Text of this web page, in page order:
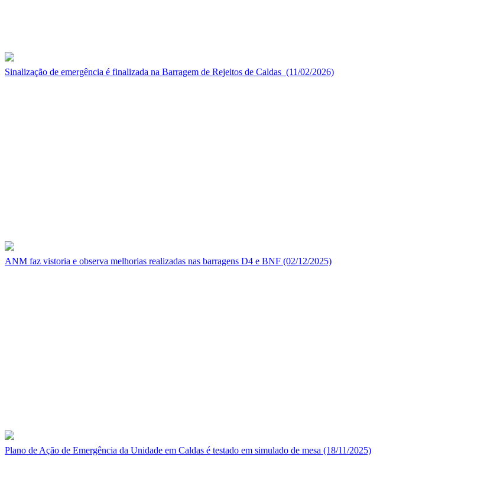
Sinalização de emergência é finalizada na Barragem de Rejeitos de Caldas (11/02/2026)
ANM faz vistoria e observa melhorias realizadas nas barragens D4 e BNF (02/12/2025)
Plano de Ação de Emergência da Unidade em Caldas é testado em simulado de mesa (18/11/2025)